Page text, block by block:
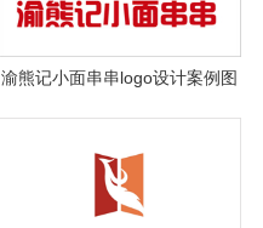
渝熊记小面串串logo设计案例图